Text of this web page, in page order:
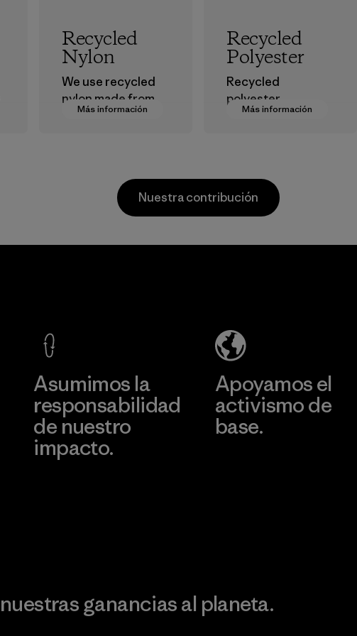
Más información
Recycled
Nylon
We use recycled
nylon made from
postindustrial
postconsumer
fishing nets.
Más información
Recycled
Polyester
Recycled
polyester
decreases our
Material
Más información
Nuestra contribución
Asumimos la
responsabilidad
de nuestro
impacto.
Apoyamos el
activismo de
base.
ganancias al planeta.